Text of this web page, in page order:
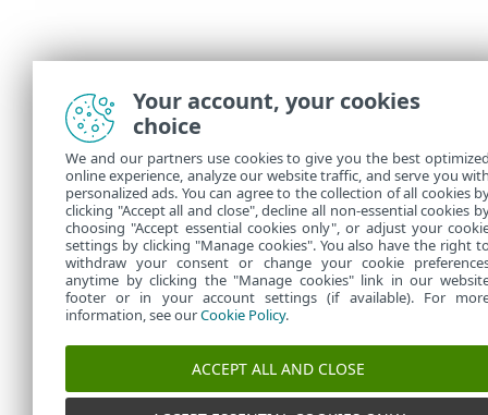
Your account, your cookies
choice
We and our partners use cookies to give you the best
online experience, analyze our website traffic, and serve you
personalized ads. You can agree to the collection of all cookies
clicking "Accept all and close", decline all non-essential cookies
choosing "Accept essential cookies only", or adjust your
settings by clicking "Manage cookies". You also have the right
withdraw your consent or change your cookie
anytime by clicking the "Manage cookies" link in our
footer or in your account settings (if available). For
information, see ourCookie Policy.
ACCEPT ALL AND CLOSE